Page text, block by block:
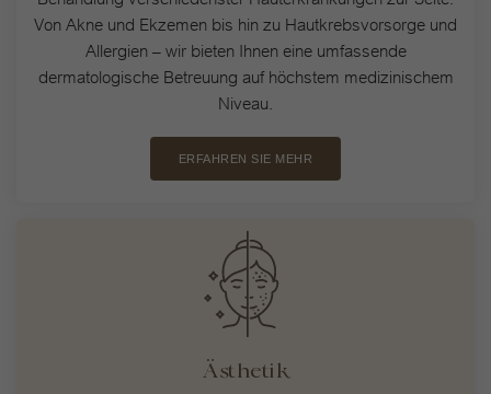
Von Akne und Ekzemen bis hin zu Hautkrebsvorsorge und
Allergien – wir bieten Ihnen eine umfassende
dermatologische Betreuung auf höchstem medizinischem
Niveau.
ERFAHREN SIE MEHR
Ästhetik
Wir verwenden Cookies und andere Technologien auf unserer Website.
Einige von ihnen sind essenziell, während andere uns helfen, diese
Website und Ihre Erfahrung zu verbessern.
Hier finden Sie eine Übersicht über alle verwendeten Cookies. Sie
können Ihre Einwilligung zu ganzen Kategorien geben oder sich weitere
Informationen anzeigen lassen und so nur bestimmte Cookies
Alle akzeptieren Speichern
Nur essenzielle Cookies akzeptieren
Zurück